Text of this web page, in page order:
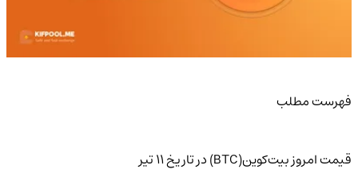
فهرست مطلب
قیمت امروز بیت‌کوین(BTC) در تاریخ ۱۱ تیر